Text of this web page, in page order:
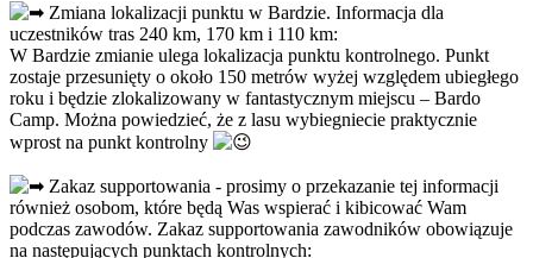
Zmiana lokalizacji punktu w Bardzie. Informacja dla
uczestników tras 240 km, 170 km i 110 km:
W Bardzie zmianie ulega lokalizacja punktu kontrolnego. Punkt
zostaje przesunięty o około 150 metrów wyżej względem ubiegłego
roku i będzie zlokalizowany w fantastycznym miejscu – Bardo
Camp. Można powiedzieć, że z lasu wybiegniecie praktycznie
wprost na punkt kontrolny
Zakaz supportowania - prosimy o przekazanie tej informacji
również osobom, które będą Was wspierać i kibicować Wam
podczas zawodów. Zakaz supportowania zawodników obowiązuje
na następujących punktach kontrolnych: